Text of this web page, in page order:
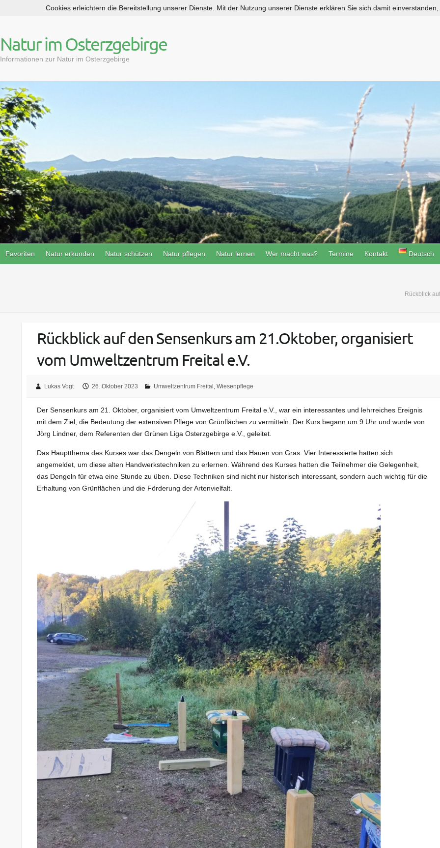
p
t
c
o
n
t
e
n
t
Natur im Osterzgebirge
Informationen zur Natur im Osterzgebirge
Favoriten Natur erkunden Natur schützen Natur pflegen Natur lernen Wer macht was? Termine Kontakt Deutsch
Rückblick
Rückblick auf den Sensenkurs am 21.Oktober, organisiert
vom Umweltzentrum Freital e.V.
Lukas Vogt 26. Oktober 2023 Umweltzentrum Freital ,Wiesenpflege
Der Sensenkurs am 21. Oktober, organisiert vom Umweltzentrum Freital e.V., war ein interessantes und lehrreiches Ereignis
mit dem Ziel, die Bedeutung der extensiven Pflege von Grünflächen zu vermitteln. Der Kurs begann um 9 Uhr und wurde von
Jörg Lindner, dem Referenten der Grünen Liga Osterzgebirge e.V., geleitet.
Das Hauptthema des Kurses war das Dengeln von Blättern und das Hauen von Gras. Vier Interessierte hatten sich
angemeldet, um diese alten Handwerkstechniken zu erlernen. Während des Kurses hatten die Teilnehmer die Gelegenheit,
das Dengeln für etwa eine Stunde zu üben. Diese Techniken sind nicht nur historisch interessant, sondern auch wichtig für die
Erhaltung von Grünflächen und die Förderung der Artenvielfalt.
Cookies erleichtern die Bereitstellung unserer Dienste. Mit der Nutzung unserer Dienste erklären Sie sich damit einverstanden,